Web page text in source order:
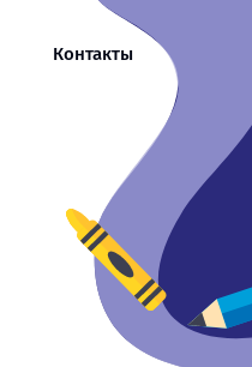
Контакты